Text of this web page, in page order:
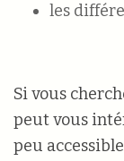
les
Si vous
peut vous
peu